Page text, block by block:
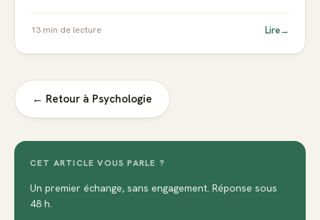
13 min de lecture Lire→
← Retour à Psychologie
CET ARTICLE VOUS PARLE ?
Un premier échange, sans engagement. Réponse sous
48 h.